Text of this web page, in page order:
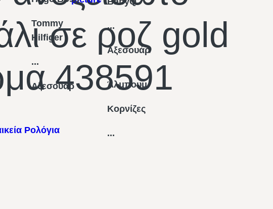
Tommy
Hilfiger
...
Αξεσουάρ
...
Αξεσουάρ
Άλμπουμ
Κορνίζες
...
σε ροζ gold
438591
Ρολόγια